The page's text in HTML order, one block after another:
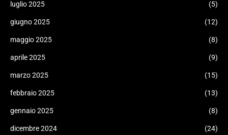
luglio 2025 (5)
giugno 2025 (12)
maggio 2025 (8)
aprile 2025 (9)
marzo 2025 (15)
febbraio 2025 (13)
gennaio 2025 (8)
dicembre 2024 (24)